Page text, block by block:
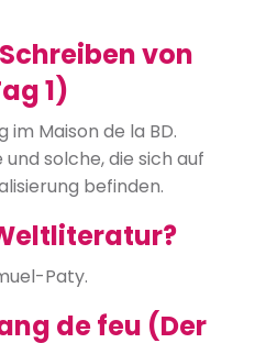
von
1)
im Maison de la BD.
solche, die sich auf
befinden.
Paty.
de feu (Der